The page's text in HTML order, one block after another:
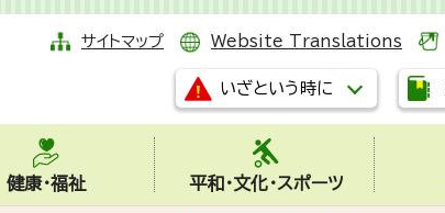
サイトマップ Website Translations
いざという時に
健康・福祉 平和・文化・スポーツ